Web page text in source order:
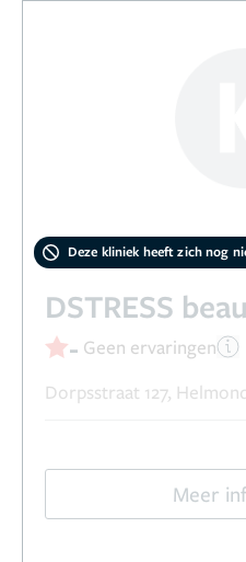
Deze kliniek heeft zich nog
DSTRESS
- Geen ervaringen
Dorpsstraat 127,
Meer